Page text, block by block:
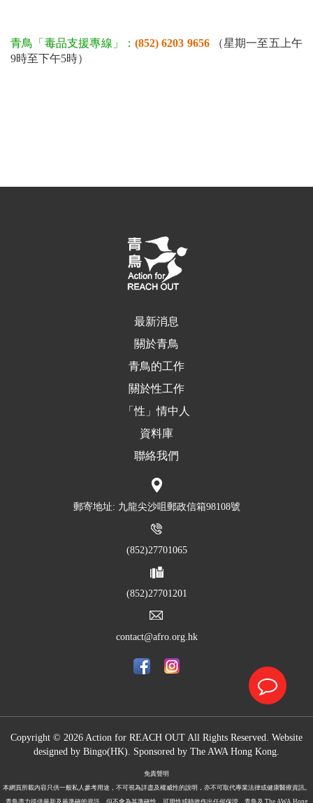
青鳥「毒品支援專線」：(852) 6203 9656（星期一至五上午
9時至下午5時）
最新消息
關於青鳥
青鳥的工作
關於性工作
「性」情中人
資料庫
聯絡我們
郵寄地址: 九龍尖沙咀郵政信箱98108號
(852)27701065
(852)27701201
contact@afro.org.hk
Copyright © 2026 Action for REACH OUT All Rights Reserved. Website
designed by Bingo(HK). Sponsored by The AWA Hong Kong.
免責聲明
本網頁所載內容只供一般私人參考用途，不可視為詳盡及權威性的說明，亦不可取代專業法律或健康醫療資訊。